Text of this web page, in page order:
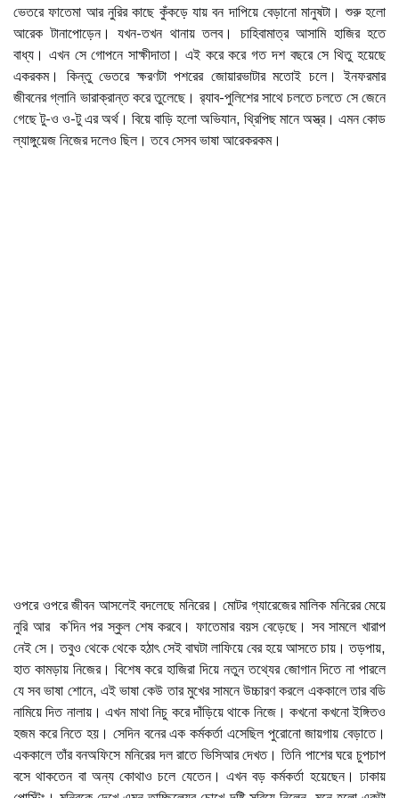
ভেতরে ফাতেমা আর নুরির কাছে কুঁকড়ে যায় বন দাপিয়ে বেড়ানো মানুষটা। শুরু হলো
আরেক টানাপোড়েন। যখন-তখন থানায় তলব। চাহিবামাত্র আসামি হাজির হতে
বাধ্য। এখন সে গোপনে সাক্ষীদাতা। এই করে করে গত দশ বছরে সে থিতু হয়েছে
একরকম। কিন্তু ভেতরে ক্ষরণটা পশরের জোয়ারভাটার মতোই চলে। ইনফরমার
জীবনের গ্লানি ভারাক্রান্ত করে তুলেছে। র‌্যাব-পুলিশের সাথে চলতে চলতে সে জেনে
গেছে টু-ও ও-টু এর অর্থ। বিয়ে বাড়ি হলো অভিযান, থ্রিপিছ মানে অস্ত্র। এমন কোড
ল্যাঙ্গুয়েজ নিজের দলেও ছিল। তবে সেসব ভাষা আরেকরকম।
ওপরে ওপরে জীবন আসলেই বদলেছে মনিরের। মোটর গ্যারেজের মালিক মনিরের মেয়ে
নুরি আর ক’দিন পর স্কুল শেষ করবে। ফাতেমার বয়স বেড়েছে। সব সামলে খারাপ
নেই সে। তবুও থেকে থেকে হঠাৎ সেই বাঘটা লাফিয়ে বের হয়ে আসতে চায়। তড়পায়,
হাত কামড়ায় নিজের। বিশেষ করে হাজিরা দিয়ে নতুন তথ্যের জোগান দিতে না পারলে
যে সব ভাষা শোনে, এই ভাষা কেউ তার মুখের সামনে উচ্চারণ করলে এককালে তার বডি
নামিয়ে দিত নালায়। এখন মাথা নিচু করে দাঁড়িয়ে থাকে নিজে। কখনো কখনো ইঙ্গিতও
হজম করে নিতে হয়। সেদিন বনের এক কর্মকর্তা এসেছিল পুরোনো জায়গায় বেড়াতে।
এককালে তাঁর বনঅফিসে মনিরের দল রাতে ভিসিআর দেখত। তিনি পাশের ঘরে চুপচাপ
বসে থাকতেন বা অন্য কোথাও চলে যেতেন। এখন বড় কর্মকর্তা হয়েছেন। ঢাকায়